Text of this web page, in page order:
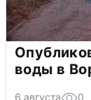
воды в
6 августа 0